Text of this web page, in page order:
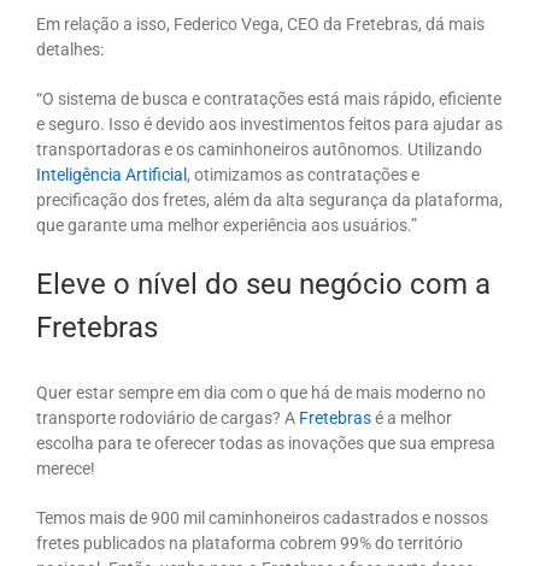
Em relação a isso, Federico Vega, CEO da Fretebras, dá mais
detalhes:
“O sistema de busca e contratações está mais rápido, eficiente
e seguro. Isso é devido aos investimentos feitos para ajudar as
transportadoras e os caminhoneiros autônomos. Utilizando
Inteligência Artificial , otimizamos as contratações e
precificação dos fretes, além da alta segurança da plataforma,
que garante uma melhor experiência aos usuários.”
Eleve o nível do seu negócio com a
Fretebras
Quer estar sempre em dia com o que há de mais moderno no
transporte rodoviário de cargas? A Fretebrasé a melhor
escolha para te oferecer todas as inovações que sua empresa
merece!
Temos mais de 900 mil caminhoneiros cadastrados e nossos
fretes publicados na plataforma cobrem 99% do território